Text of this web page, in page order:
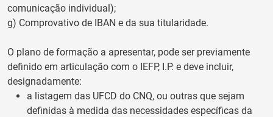
comunicação individual);
g) Comprovativo de IBAN e da sua titularidade.
O plano de formação a apresentar, pode ser previamente
definido em articulação com o IEFP, I.P. e deve incluir,
designadamente:
a listagem das UFCD do CNQ, ou outras que sejam
definidas à medida das necessidades específicas da